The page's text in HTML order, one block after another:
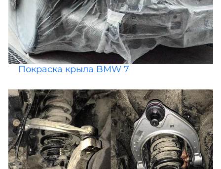
Покраска крыла BMW 7